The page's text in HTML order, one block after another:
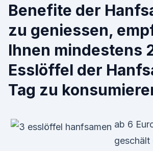
Benefite der
zu geniessen,
Ihnen mindestens
Esslöffel der
Tag zu
ab 6
geschält